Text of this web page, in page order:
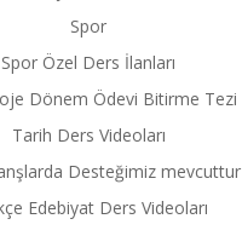
Spor
Spor Özel Ders İlanları
Dönem Ödevi Bitirme Tezi
Tarih Ders Videoları
Desteğimiz mevcuttur
Edebiyat Ders Videoları